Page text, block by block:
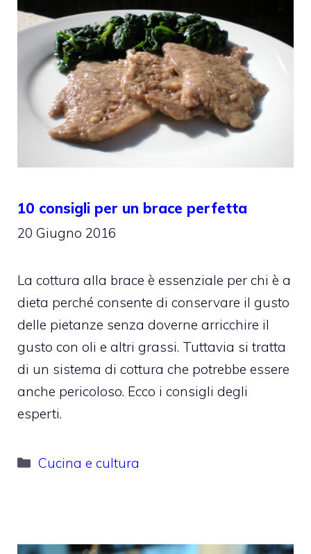
10 consigli per un brace perfetta
20 Giugno 2016
La cottura alla brace è essenziale per chi è a
dieta perché consente di conservare il gusto
delle pietanze senza doverne arricchire il
gusto con oli e altri grassi. Tuttavia si tratta
di un sistema di cottura che potrebbe essere
anche pericoloso. Ecco i consigli degli
esperti.
Categorie
Cucina e cultura